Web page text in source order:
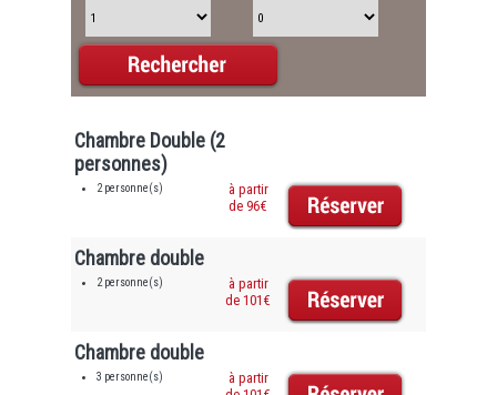
Chambre Double (2
personnes)
2 personne(s)
à partir
de 96€
Chambre double
2 personne(s)
à partir
de 101€
Chambre double
3 personne(s)
à partir